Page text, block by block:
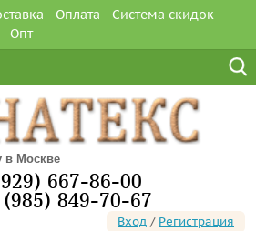
Оплата
Система скидок
Опт
в Москве
667-86-00
849-70-67
Вход / Регистрация